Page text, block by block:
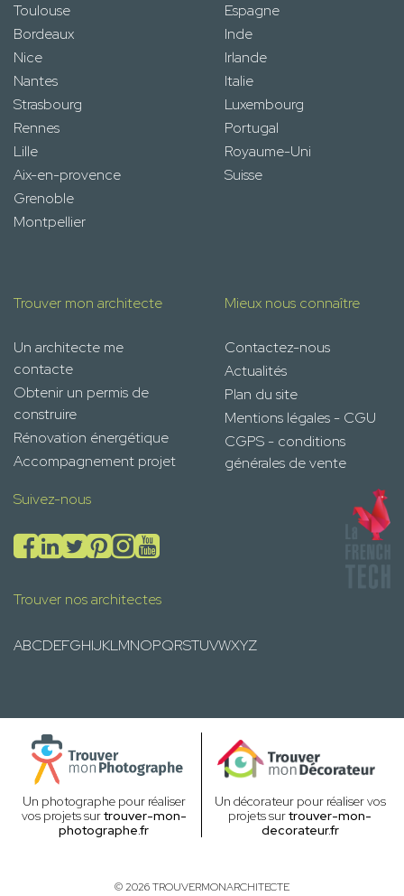
Toulouse
Bordeaux
Nice
Nantes
Strasbourg
Rennes
Lille
Aix-en-provence
Grenoble
Montpellier
Espagne
Inde
Irlande
Italie
Luxembourg
Portugal
Royaume-Uni
Suisse
Trouver mon architecte
Un architecte me
contacte
Obtenir un permis de
construire
Rénovation énergétique
Accompagnement projet
Mieux nous connaître
Contactez-nous
Actualités
Plan du site
Mentions légales - CGU
CGPS - conditions
générales de vente
Suivez-nous
Trouver nos architectes
ABCDEFGHIJKLMNOPQRSTUVWXYZ
Un photographe pour réaliser
vos projets surtrouver-mon-
photographe.fr
Un décorateur pour réaliser vos
projets surtrouver-mon-
decorateur.fr
© 2026 TROUVERMONARCHITECTE